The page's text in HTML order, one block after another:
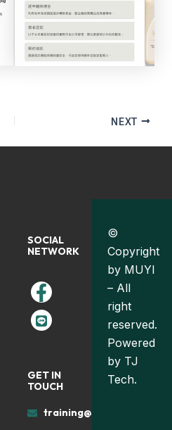
NEXT
SOCIAL
NETWORK
GET IN
TOUCH
training@muyiland.com
©
Copyright
by MUYI
– All
right
reserved.
Powered
by TJ
Tech.